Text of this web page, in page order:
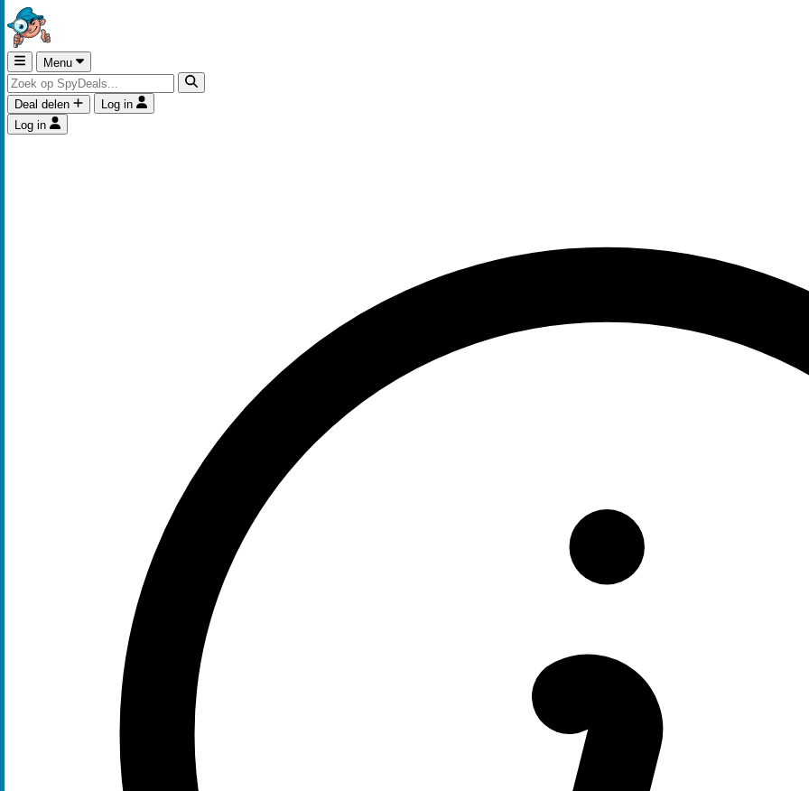
Menu
Deal delen
Log in
Log in